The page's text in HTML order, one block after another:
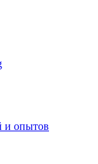
и опытов